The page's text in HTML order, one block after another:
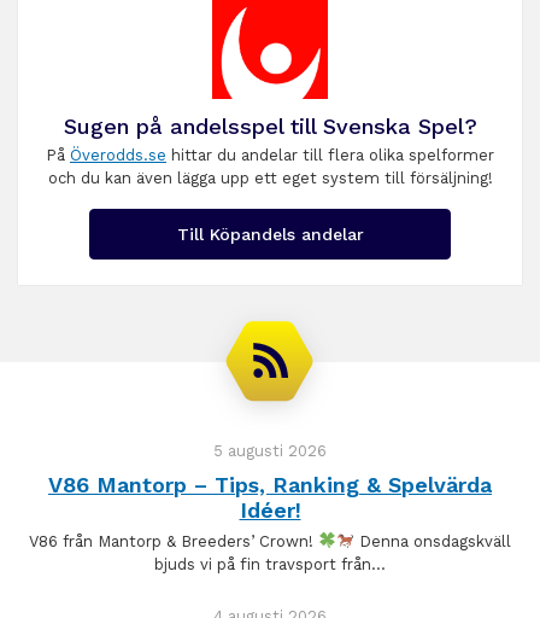
Sugen på andelsspel till Svenska Spel?
På Överodds.se hittar du andelar till flera olika spelformer
och du kan även lägga upp ett eget system till försäljning!
Till Köpandels andelar
5 augusti 2026
V86 Mantorp – Tips, Ranking & Spelvärda
Idéer!
V86 från Mantorp & Breeders’ Crown!
Denna onsdagskväll
bjuds vi på fin travsport från…